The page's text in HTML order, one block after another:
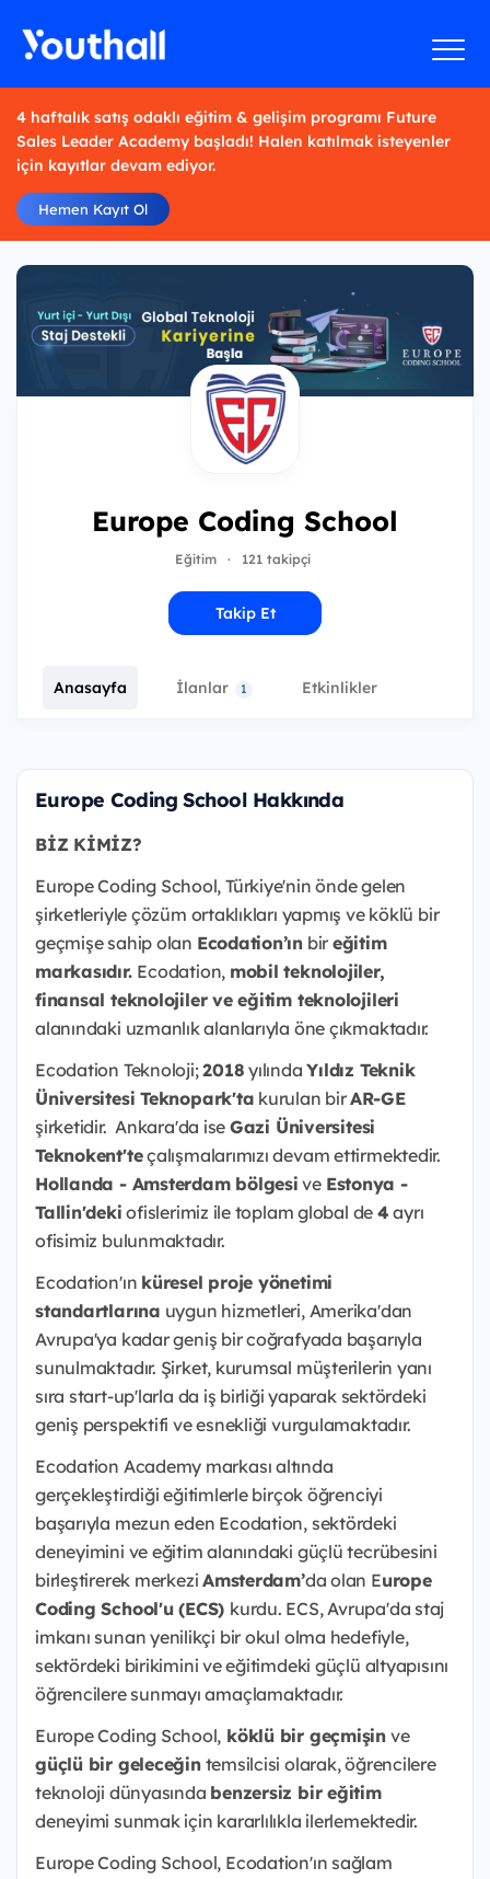
4 haftalık satış odaklı eğitim & gelişim programı Future
Sales Leader Academy başladı! Halen katılmak isteyenler
için kayıtlar devam ediyor.
Hemen Kayıt Ol
Europe Coding School
Eğitim · 121 takipçi
Takip Et
Anasayfa İlanlar 1 Etkinlikler
Europe Coding School Hakkında
BİZ KİMİZ?
Europe Coding School, Türkiye'nin önde gelen
şirketleriyle çözüm ortaklıkları yapmış ve köklü bir
geçmişe sahip olan Ecodation’ın bir eğitim
markasıdır. Ecodation, mobil teknolojiler,
finansal teknolojiler ve eğitim teknolojileri
alanındaki uzmanlık alanlarıyla öne çıkmaktadır.
Ecodation Teknoloji;2018 yılındaYıldız Teknik
Üniversitesi Teknopark'ta kurulan birAR-GE
şirketidir. Ankara'da ise Gazi Üniversitesi
Teknokent'teçalışmalarımızı devam ettirmektedir.
Hollanda - Amsterdam bölgesi ve Estonya -
Tallin'deki ofislerimiz ile toplam global de 4 ayrı
ofisimiz bulunmaktadır.
Ecodation'ın küresel proje yönetimi
standartlarına uygun hizmetleri, Amerika'dan
Avrupa'ya kadar geniş bir coğrafyada başarıyla
sunulmaktadır. Şirket, kurumsal müşterilerin yanı
sıra start-up'larla da iş birliği yaparak sektördeki
geniş perspektifi ve esnekliği vurgulamaktadır.
Ecodation Academy markası altında
gerçekleştirdiği eğitimlerle birçok öğrenciyi
başarıyla mezun eden Ecodation, sektördeki
deneyimini ve eğitim alanındaki güçlü tecrübesini
birleştirerek merkeziAmsterdam’da olan Europe
Coding School'u (ECS) kurdu. ECS, Avrupa'da staj
imkanı sunan yenilikçi bir okul olma hedefiyle,
sektördeki birikimini ve eğitimdeki güçlü altyapısını
öğrencilere sunmayı amaçlamaktadır.
Europe Coding School, köklü bir geçmişin ve
güçlü bir geleceğintemsilcisi olarak, öğrencilere
teknoloji dünyasında benzersiz bir eğitim
deneyimi sunmak için kararlılıkla ilerlemektedir.
Europe Coding School, Ecodation'ın sağlam